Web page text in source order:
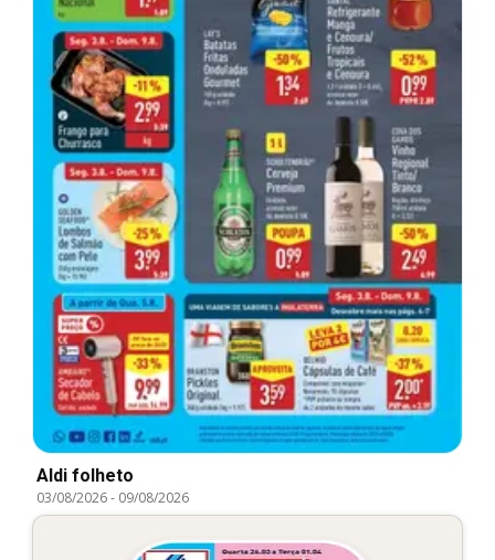
Aldi folheto
03/08/2026- 09/08/2026